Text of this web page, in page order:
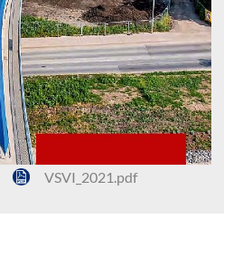
VSVI_2021.pdf